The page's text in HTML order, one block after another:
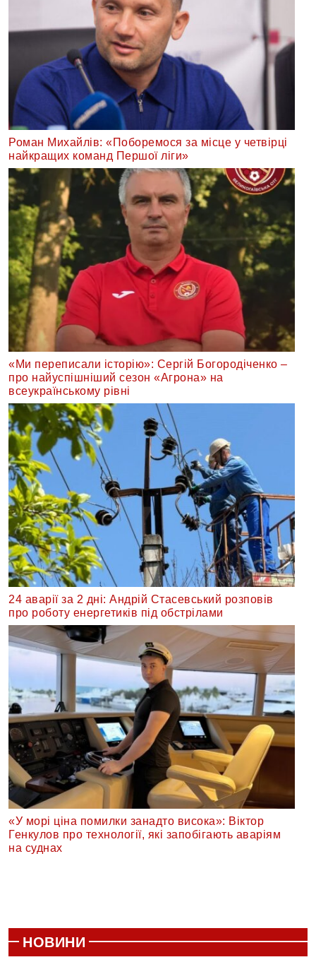
Роман Михайлів: «Поборемося за місце у четвірці
найкращих команд Першої ліги»
«Ми переписали історію»: Сергій Богородіченко –
про найуспішніший сезон «Агрона» на
всеукраїнському рівні
24 аварії за 2 дні: Андрій Стасевський розповів
про роботу енергетиків під обстрілами
«У морі ціна помилки занадто висока»: Віктор
Генкулов про технології, які запобігають аваріям
на суднах
НОВИНИ